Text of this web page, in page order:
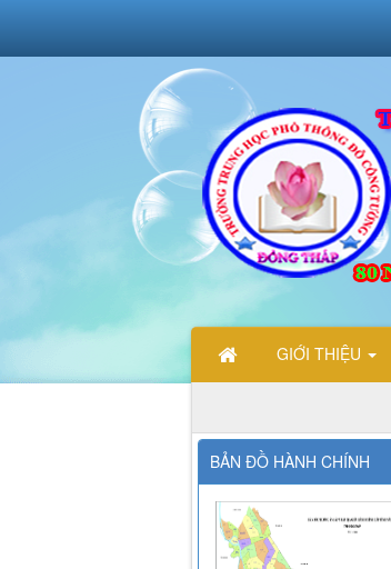
GIỚI THIỆU
CHÀO MỪNG CÁC BẠN ĐẾN VỚI TRANG
BẢN ĐỒ HÀNH CHÍNH